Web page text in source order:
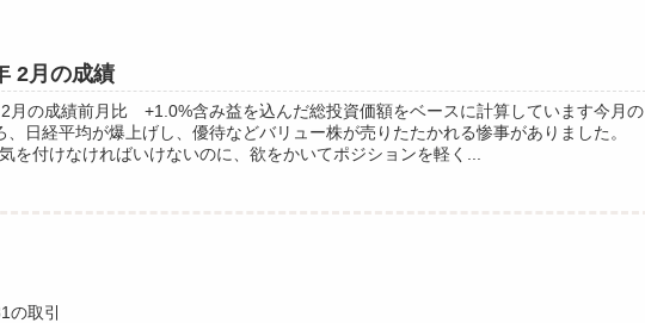
2月の成績
月の成績前月比 +1.0%含み益を込んだ総投資価額をベースに計算しています今月の
、日経平均が爆上げし、優待などバリュー株が売りたたかれる惨事がありました。
を付けなければいけないのに、欲をかいてポジションを軽く...
の取引